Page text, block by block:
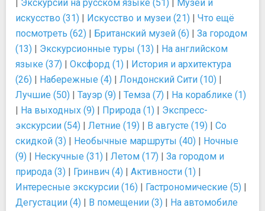
| Экскурсии на русском языке (51) | Музеи и
искусство (31) | Искусство и музеи (21) | Что ещё
посмотреть (62) | Британский музей (6) | За городом
(13) | Экскурсионные туры (13) | На английском
языке (37) | Оксфорд (1) | История и архитектура
(26) | Набережные (4) | Лондонский Сити (10) |
Лучшие (50) | Тауэр (9) | Темза (7) | На кораблике (1)
| На выходных (9) | Природа (1) | Экспресс-
экскурсии (54) | Летние (19) | В августе (19) | Со
скидкой (3) | Необычные маршруты (40) | Ночные
(9) | Нескучные (31) | Летом (17) | За городом и
природа (3) | Гринвич (4) | Активности (1) |
Интересные экскурсии (16) | Гастрономические (5) |
Дегустации (4) | В помещении (3) | На автомобиле